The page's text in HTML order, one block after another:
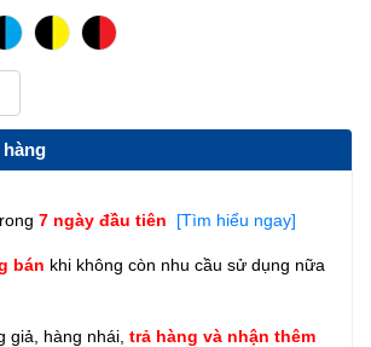
7 ngày đầu tiên [Tìm hiểu ngay]
bán khi không còn nhu cầu sử dụng nữa
giả, hàng nhái, trả hàng và nhận thêm